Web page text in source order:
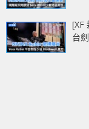
[XF
台